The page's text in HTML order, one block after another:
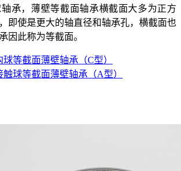
承，薄壁等截面轴承横截面大多为正方
即使是更大的轴直径和轴承孔，横截面也
因此称为等截面。
球等截面薄壁轴承（C型）
触球等截面薄壁轴承（A型）